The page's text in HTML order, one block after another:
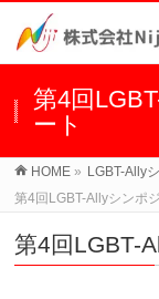
第4回
ート
HOME » LGBT-Ally
第4回LGBT-Allyシンポ
第4回LGBT-